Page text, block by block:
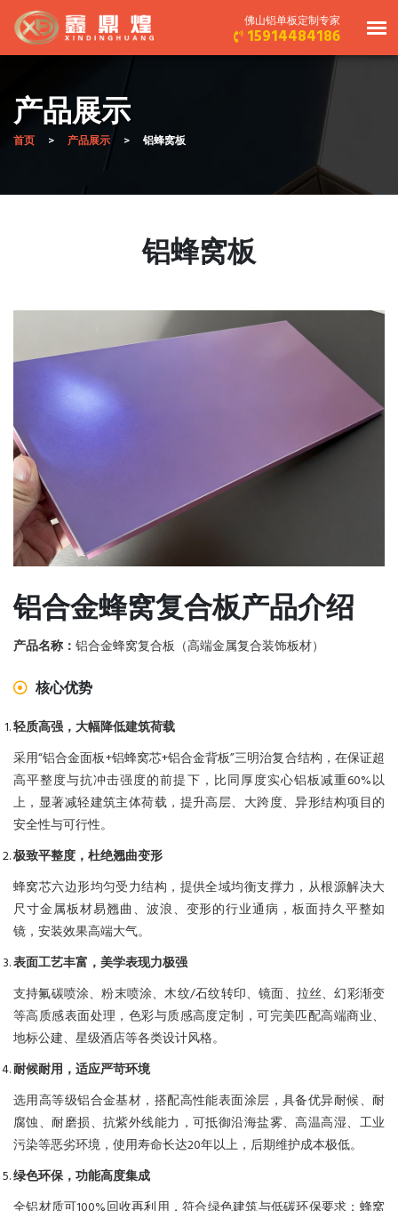
佛山铝单板定制专家
15914484186
产品展示
首页 产品展示 铝蜂窝板
铝蜂窝板
铝合金蜂窝复合板产品介绍
产品名称： 铝合金蜂窝复合板（高端金属复合装饰板材）
核心优势
轻质高强，大幅降低建筑荷载
采用“铝合金面板+铝蜂窝芯+铝合金背板”三明治复合结构，在保证超
高平整度与抗冲击强度的前提下，比同厚度实心铝板减重60%以
上，显著减轻建筑主体荷载，提升高层、大跨度、异形结构项目的
安全性与可行性。
极致平整度，杜绝翘曲变形
蜂窝芯六边形均匀受力结构，提供全域均衡支撑力，从根源解决大
尺寸金属板材易翘曲、波浪、变形的行业通病，板面持久平整如
镜，安装效果高端大气。
表面工艺丰富，美学表现力极强
支持氟碳喷涂、粉末喷涂、木纹/石纹转印、镜面、拉丝、幻彩渐变
等高质感表面处理，色彩与质感高度定制，可完美匹配高端商业、
地标公建、星级酒店等各类设计风格。
耐候耐用，适应严苛环境
选用高等级铝合金基材，搭配高性能表面涂层，具备优异耐候、耐
腐蚀、耐磨损、抗紫外线能力，可抵御沿海盐雾、高温高湿、工业
污染等恶劣环境，使用寿命长达20年以上，后期维护成本极低。
绿色环保，功能高度集成